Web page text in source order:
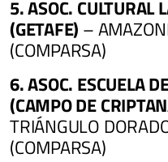
5. ASOC. CULTURAL
(GETAFE) –
(COMPARSA)
6. ASOC. ESCUELA
(CAMPO DE
TRIÁNGULO
(COMPARSA)